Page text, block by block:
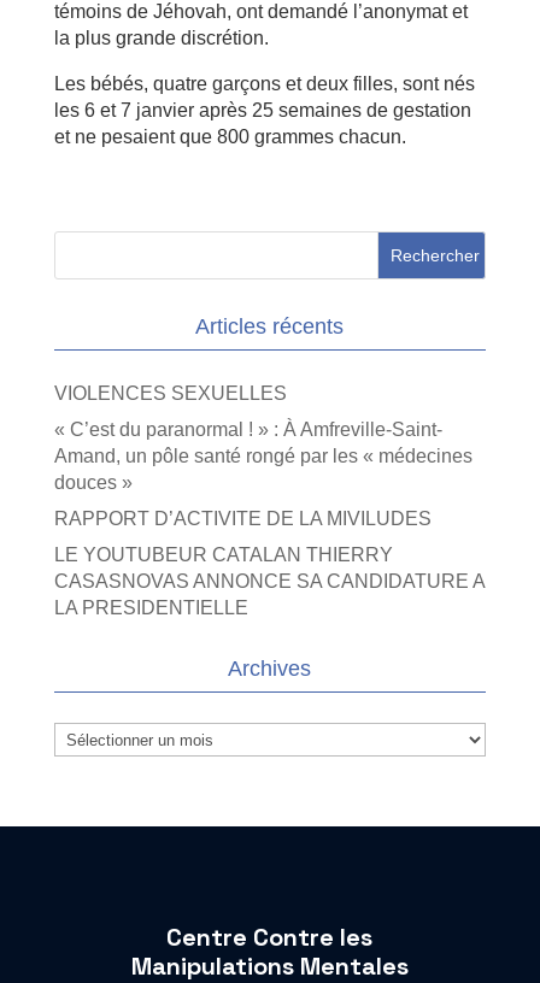
témoins de Jéhovah, ont demandé l’anonymat et
la plus grande discrétion.
Les bébés, quatre garçons et deux filles, sont nés
les 6 et 7 janvier après 25 semaines de gestation
et ne pesaient que 800 grammes chacun.
Articles récents
VIOLENCES SEXUELLES
« C’est du paranormal ! » : À Amfreville-Saint-
Amand, un pôle santé rongé par les « médecines
douces »
RAPPORT D’ACTIVITE DE LA MIVILUDES
LE YOUTUBEUR CATALAN THIERRY
CASASNOVAS ANNONCE SA CANDIDATURE A
LA PRESIDENTIELLE
Archives
Archives
Centre Contre les
Manipulations Mentales